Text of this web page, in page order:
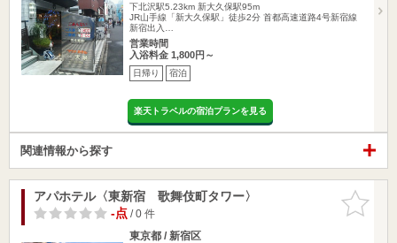
下北沢駅5.23km 新大久保駅95m
JR山手線「新大久保駅」徒歩2分 首都高速道路4号新宿線
新宿出入…
営業時間
入浴料金 1,800円～
日帰り 宿泊
楽天トラベルの宿泊プランを見る
関連情報から探す
お気に入
りに追加
アパホテル〈東新宿 歌舞伎町タワー〉
-点/ 0 件
東京都 / 新宿区